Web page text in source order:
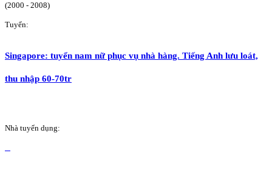
(2000 - 2008)
Tuyển:
Singapore: tuyển nam nữ phục vụ nhà hàng. Tiếng Anh lưu loát,
thu nhập 60-70tr
Nhà tuyển dụng: